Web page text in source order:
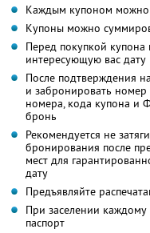
Каждым купоном можно
Купоны можно
Перед покупкой
интересующую вас дату
После подтверждения
и забронировать
номера, кода купона и
бронь
Рекомендуется не
бронирования после
мест для
дату
Предъявляйте
При заселении каждому
паспорт